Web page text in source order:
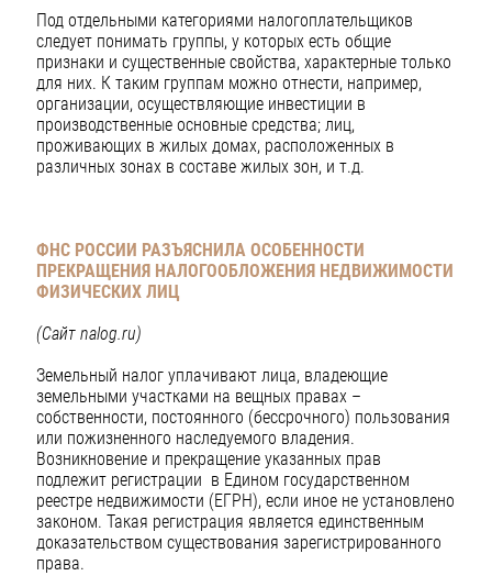
Под отдельными категориями налогоплательщиков
следует понимать группы, у которых есть общие
признаки и существенные свойства, характерные только
для них. К таким группам можно отнести, например,
организации, осуществляющие инвестиции в
производственные основные средства; лиц,
проживающих в жилых домах, расположенных в
различных зонах в составе жилых зон, и т.д.
ФНС РОССИИ РАЗЪЯСНИЛА ОСОБЕННОСТИ
ПРЕКРАЩЕНИЯ НАЛОГООБЛОЖЕНИЯ НЕДВИЖИМОСТИ
ФИЗИЧЕСКИХ ЛИЦ
(Сайт nalog.ru)
Земельный налог уплачивают лица, владеющие
земельными участками на вещных правах –
собственности, постоянного (бессрочного) пользования
или пожизненного наследуемого владения.
Возникновение и прекращение указанных прав
подлежит регистрации в Едином государственном
реестре недвижимости (ЕГРН), если иное не установлено
законом. Такая регистрация является единственным
доказательством существования зарегистрированного
права.